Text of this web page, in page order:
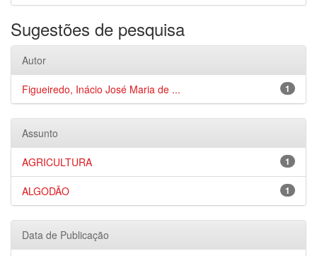
Sugestões de pesquisa
Autor
1
Figueiredo, Inácio José Maria de ...
Assunto
1
AGRICULTURA
1
ALGODÃO
Data de Publicação